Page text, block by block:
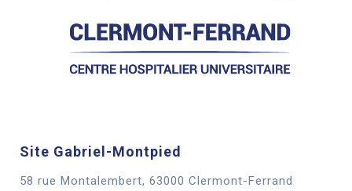
Site Gabriel-Montpied
58 rue Montalembert, 63000 Clermont-Ferrand